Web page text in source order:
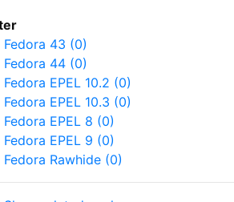
Fedora 43 (0)
Fedora 44 (0)
Fedora EPEL 10.2 (0)
Fedora EPEL 10.3 (0)
Fedora EPEL 8 (0)
Fedora EPEL 9 (0)
Fedora Rawhide (0)